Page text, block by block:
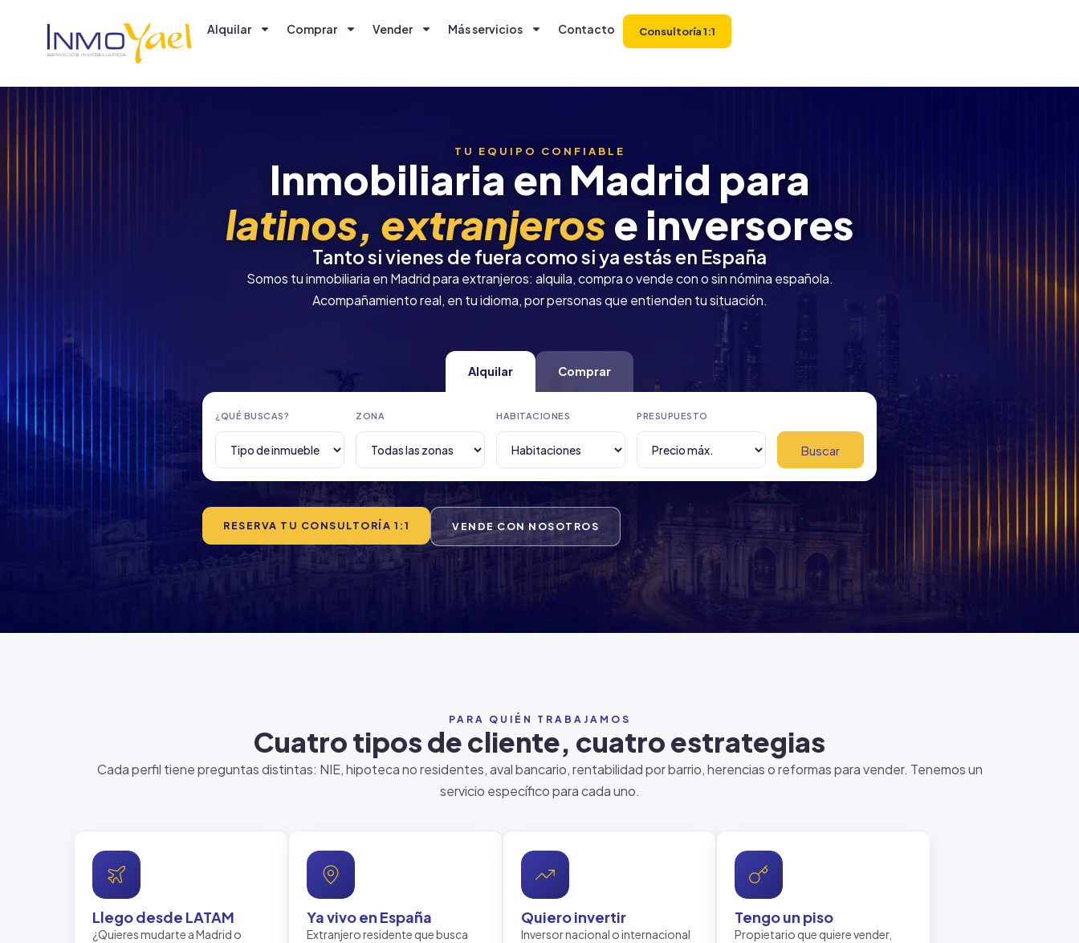
Alquilar Comprar Vender Más servicios Contacto Consultoría 1:1
TU EQUIPO CONFIABLE
Inmobiliaria en Madrid para
latinos, extranjerose inversores
Tanto si vienes de fuera como si ya estás en España
Somos tu inmobiliaria en Madrid para extranjeros: alquila, compra o vende con o sin nómina española.
Acompañamiento real, en tu idioma, por personas que entienden tu situación.
Alquilar Comprar
¿QUÉ BUSCAS? ZONA HABITACIONES PRESUPUESTO
Buscar
RESERVA TU CONSULTORÍA 1:1 VENDE CON NOSOTROS
PARA QUIÉN TRABAJAMOS
Cuatro tipos de cliente, cuatro estrategias
Cada perfil tiene preguntas distintas: NIE, hipoteca no residentes, aval bancario, rentabilidad por barrio, herencias o reformas para vender. Tenemos un
servicio específico para cada uno.
Llego desde LATAM
¿Quieres mudarte a Madrid o
Ya vivo en España
Extranjero residente que busca
Quiero invertir
Inversor nacional o internacional
Tengo un piso
Propietario que quiere vender,